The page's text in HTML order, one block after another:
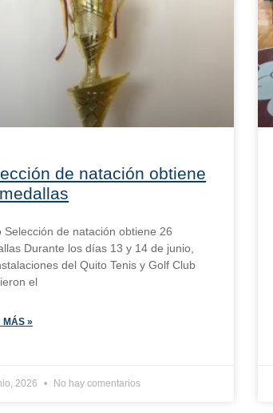
de natación obtiene
Selección de natación obtiene 26
Durante los días 13 y 14 de junio,
del Quito Tenis y Golf Club
el
MÁS »
2026 No hay comentarios